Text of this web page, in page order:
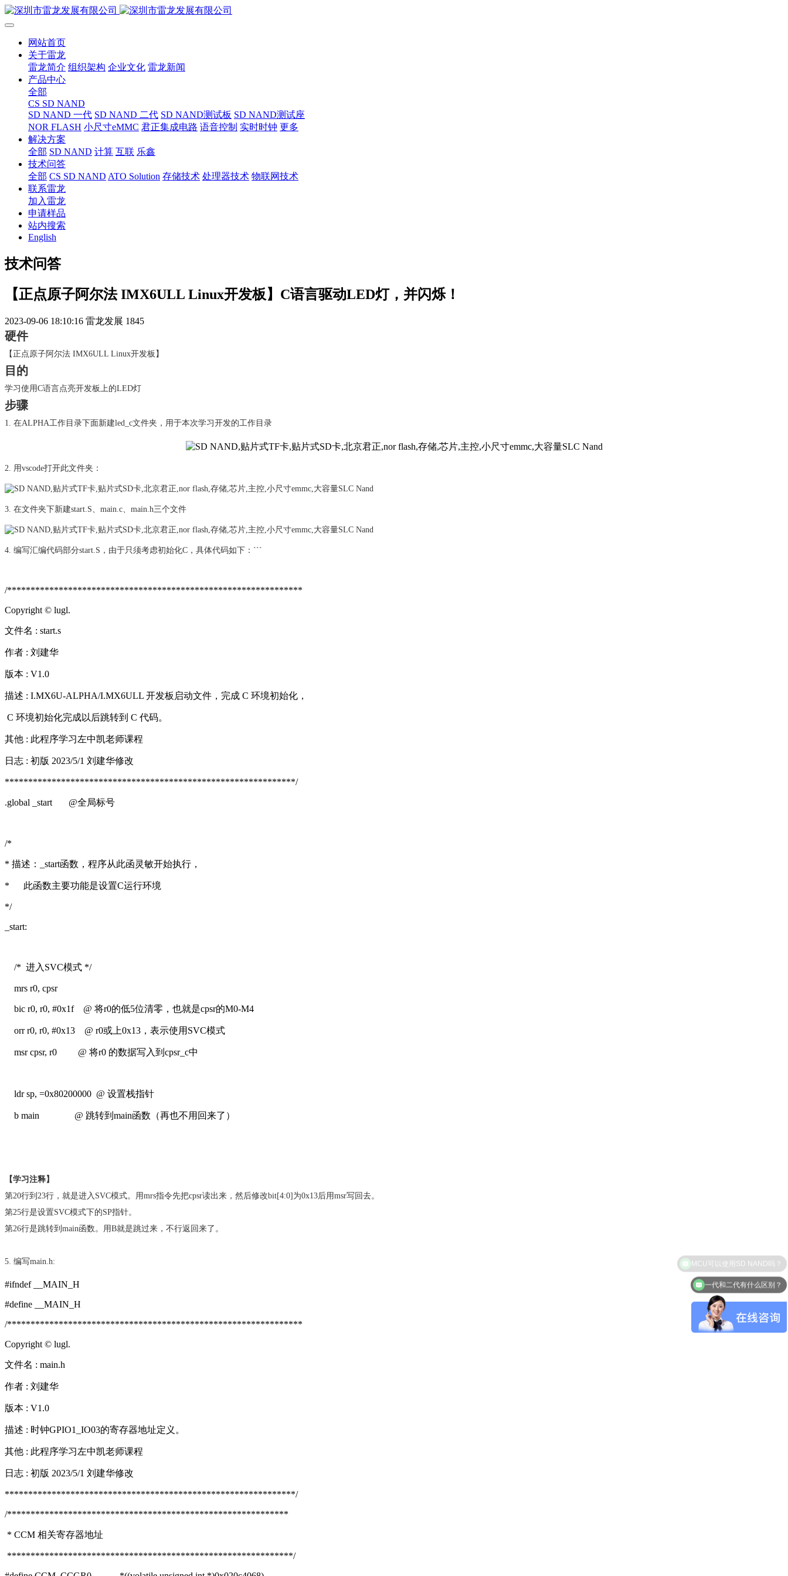
网站首页
关于雷龙
雷龙简介 组织架构 企业文化 雷龙新闻
产品中心
全部
CS SD NAND
SD NAND 一代 SD NAND 二代 SD NAND测试板 SD NAND测试座
NOR FLASH 小尺寸eMMC 君正集成电路 语音控制 实时时钟 更多
解决方案
全部 SD NAND 计算 互联 乐鑫
技术问答
全部 CS SD NAND ATO Solution 存储技术 处理器技术 物联网技术
联系雷龙
加入雷龙
申请样品
站内搜索
English
技术问答
【正点原子阿尔法 IMX6ULL Linux开发板】C语言驱动LED灯，并闪烁！
2023-09-06 18:10:16 雷龙发展 1845
硬件
【正点原子阿尔法 IMX6ULL Linux开发板】
目的
学习使用C语言点亮开发板上的LED灯
步骤
1. 在ALPHA工作目录下面新建led_c文件夹，用于本次学习开发的工作目录
2. 用vscode打开此文件夹：
3. 在文件夹下新建start.S、main.c、main.h三个文件
4. 编写汇编代码部分start.S，由于只须考虑初始化C，具体代码如下：```
/***************************************************************
Copyright © lugl.
文件名 : start.s
作者 : 刘建华
版本 : V1.0
描述 : I.MX6U-ALPHA/I.MX6ULL 开发板启动文件，完成 C 环境初始化，
C 环境初始化完成以后跳转到 C 代码。
其他 : 此程序学习左中凯老师课程
日志 : 初版 2023/5/1 刘建华修改
**************************************************************/
.global _start @全局标号
/*
* 描述：_start函数，程序从此函灵敏开始执行，
* 此函数主要功能是设置C运行环境
*/
_start:
/* 进入SVC模式 */
mrs r0, cpsr
bic r0, r0, #0x1f @ 将r0的低5位清零，也就是cpsr的M0-M4
orr r0, r0, #0x13 @ r0或上0x13，表示使用SVC模式
msr cpsr, r0 @ 将r0 的数据写入到cpsr_c中
ldr sp, =0x80200000 @ 设置栈指针
b main @ 跳转到main函数（再也不用回来了）
【学习注释】
第20行到23行，就是进入SVC模式。用mrs指令先把cpsr读出来，然后修改bit[4:0]为0x13后用msr写回去。
第25行是设置SVC模式下的SP指针。
第26行是跳转到main函数。用B就是跳过来，不行返回来了。
5. 编写main.h:
#ifndef __MAIN_H
#define __MAIN_H
/***************************************************************
Copyright © lugl.
文件名 : main.h
作者 : 刘建华
版本 : V1.0
描述 : 时钟GPIO1_IO03的寄存器地址定义。
其他 : 此程序学习左中凯老师课程
日志 : 初版 2023/5/1 刘建华修改
**************************************************************/
/************************************************************
* CCM 相关寄存器地址
*************************************************************/
一代和二代有什么区别？